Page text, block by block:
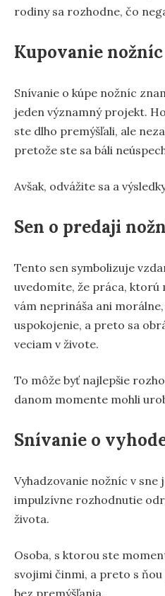
rodiny sa rozhodne, čo
Kupovanie
Snívanie o kúpe nožníc
jeden významný projekt.
ste dlho premýšľali, ale
pretože ste sa báli
Avšak, odvážite sa a
Sen o predaji
Tento sen symbolizuje
uvedomíte, že práca, ktorú
vám neprináša ani
uspokojenie, a preto sa
veciam v živote.
To môže byť najlepšie
danom momente mohli
Snívanie o
Vyhadzovanie nožníc v
impulzívne rozhodnutie
života.
Osoba, s ktorou ste
svojimi činmi, a preto s
bez premýšľania.